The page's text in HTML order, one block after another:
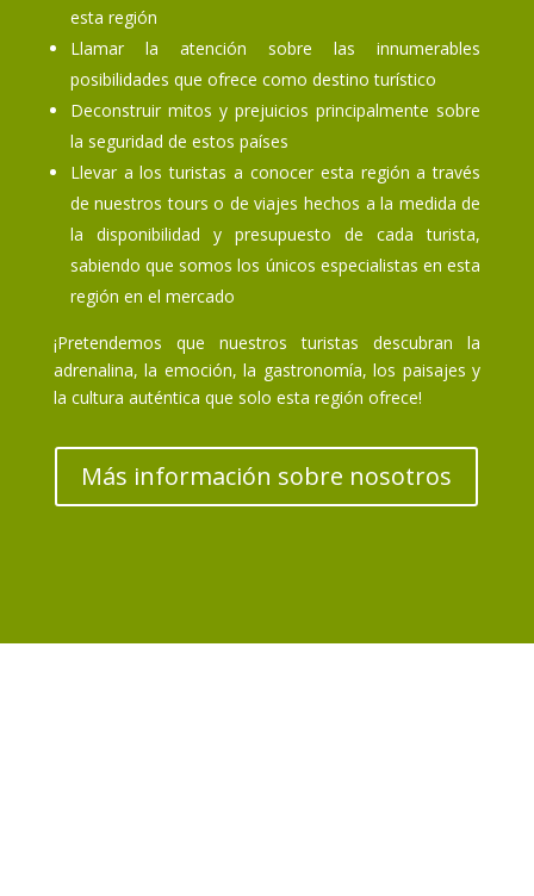
esta región
Llamar la atención sobre las innumerables
posibilidades que ofrece como destino turístico
Deconstruir mitos y prejuicios principalmente sobre
la seguridad de estos países
Llevar a los turistas a conocer esta región a través
de nuestros tours o de viajes hechos a la medida de
la disponibilidad y presupuesto de cada turista,
sabiendo que somos los únicos especialistas en esta
región en el mercado
¡Pretendemos que nuestros turistas descubran la
adrenalina, la emoción, la gastronomía, los paisajes y
la cultura auténtica que solo esta región ofrece!
Más información sobre nosotros